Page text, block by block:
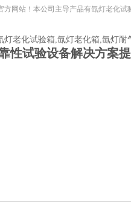
方网站！本公司主导产品有氙灯老化试
性试验设备解决方案